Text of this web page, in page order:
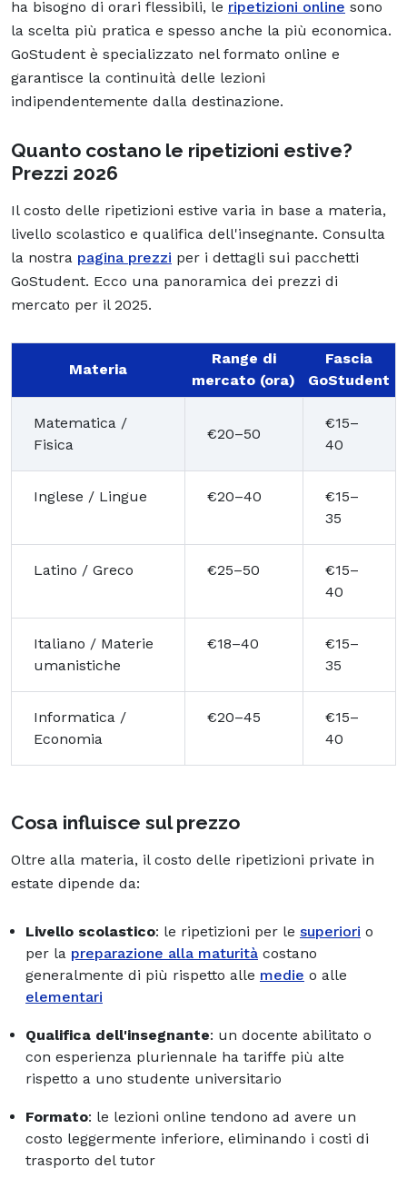
ha bisogno di orari flessibili, le ripetizioni online sono
la scelta più pratica e spesso anche la più economica.
GoStudent è specializzato nel formato online e
garantisce la continuità delle lezioni
indipendentemente dalla destinazione.
Quanto costano le ripetizioni estive?
Prezzi 2026
Il costo delle ripetizioni estive varia in base a materia,
livello scolastico e qualifica dell'insegnante. Consulta
la nostra pagina prezzi per i dettagli sui pacchetti
GoStudent. Ecco una panoramica dei prezzi di
mercato per il 2025.
Materia
Range di
mercato (ora)
Fascia
GoStudent
Matematica /
Fisica
€20–50
€15–
40
Inglese / Lingue €20–40
€15–
35
Latino / Greco €25–50
€15–
40
Italiano / Materie
umanistiche
€18–40
€15–
35
Informatica /
Economia
€20–45
€15–
40
Cosa influisce sul prezzo
Oltre alla materia, il costo delle ripetizioni private in
estate dipende da:
Livello scolastico: le ripetizioni per le superiori o
per la preparazione alla maturità costano
generalmente di più rispetto alle medie o alle
elementari
Qualifica dell'insegnante: un docente abilitato o
con esperienza pluriennale ha tariffe più alte
rispetto a uno studente universitario
Formato: le lezioni online tendono ad avere un
costo leggermente inferiore, eliminando i costi di
trasporto del tutor